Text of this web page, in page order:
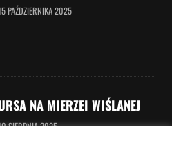
PAŹDZIERNIKA 2025
NA MIERZEI WIŚLANEJ
SIERPNIA 2025